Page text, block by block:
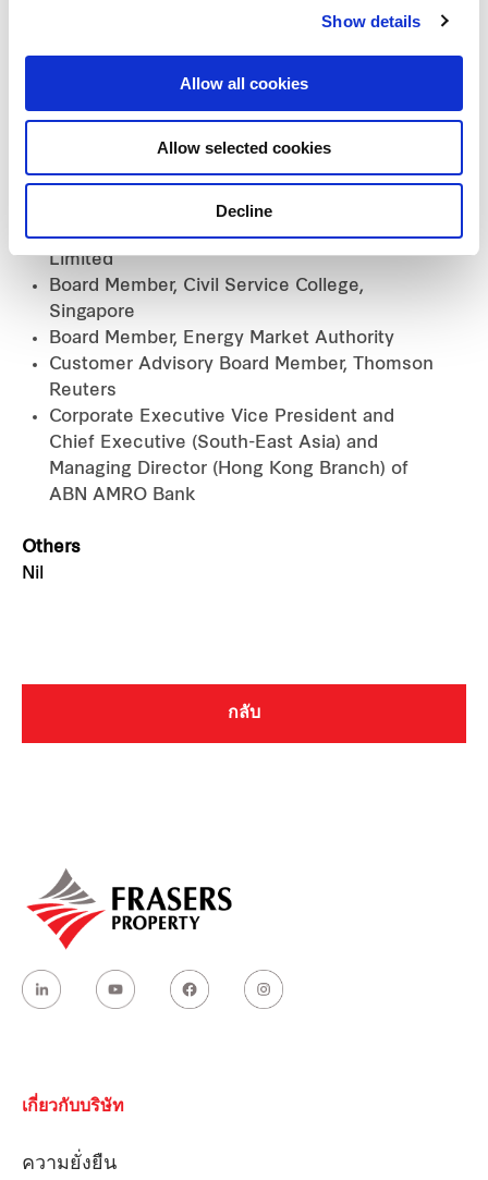
Show details
Allow all cookies
Allow selected cookies
Decline
Director, Tahoe Life Assurance Company
Director, EKPAC International Group
Company Limited
Chairman, BOC International-Prudential
Chairman, BOCHK Asset Management
Limited
Board Member, Civil Service College,
Singapore
Board Member, Energy Market Authority
Customer Advisory Board Member, Thomson
Reuters
Corporate Executive Vice President and
Chief Executive (South-East Asia) and
Managing Director (Hong Kong Branch) of
ABN AMRO Bank
Others
Nil
กลับ
เกี่ยวกับบริษัท
ความยั่งยืน